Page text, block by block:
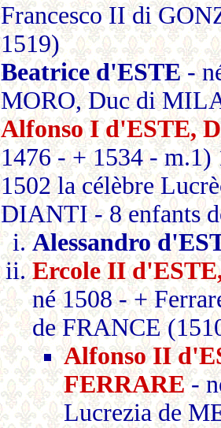
Francesco II di
1519)
Beatrice d'ESTE -
MORO, Duc di
Alfonso I d'ESTE,
1476 - + 1534 -
1502 la célèbre
DIANTI - 8 enfants
Alessandro
Ercole II
né 1508 - +
de FRANCE
Alfonso II
FERRARE-
Lucrezia de